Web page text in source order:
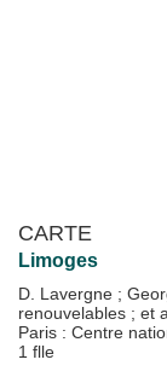
CARTE
Limoges
D. Lavergne ;
renouvelables ; et
Paris : Centre
1 flle